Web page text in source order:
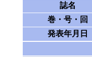
誌名
巻・号・回
発表年月日